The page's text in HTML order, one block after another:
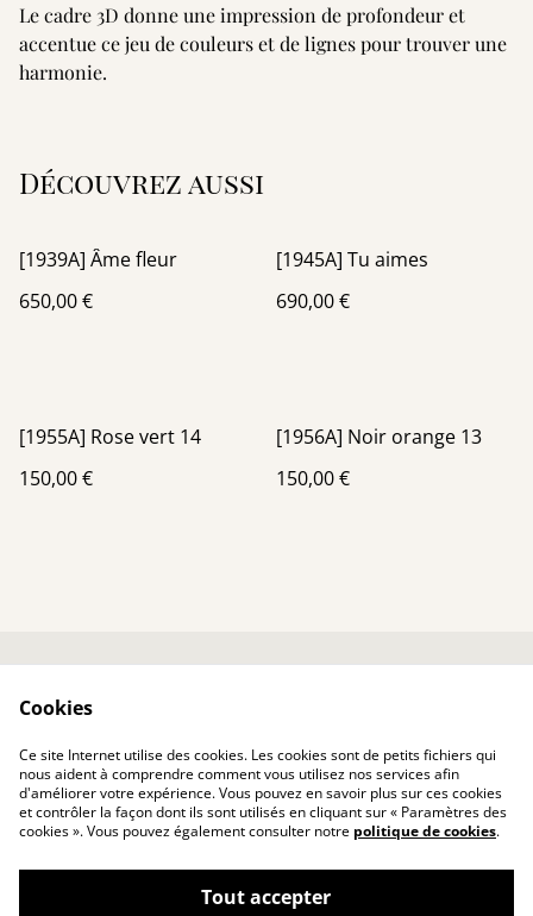
Le cadre 3D donne une impression de profondeur et
accentue ce jeu de couleurs et de lignes pour trouver une
harmonie.
Découvrez aussi
[1939A] Âme fleur
650,00 €
[1945A] Tu aimes
690,00 €
[1955A] Rose vert 14
150,00 €
[1956A] Noir orange 13
150,00 €
confidentialité
Cookies
Ce site Internet utilise des cookies. Les cookies sont de petits fichiers qui
nous aident à comprendre comment vous utilisez nos services afin
d'améliorer votre expérience. Vous pouvez en savoir plus sur ces cookies
et contrôler la façon dont ils sont utilisés en cliquant sur « Paramètres des
cookies ». Vous pouvez également consulter notre politique de cookies.
Tout accepter